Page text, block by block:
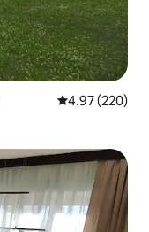
レビュー220
4.97 (220)